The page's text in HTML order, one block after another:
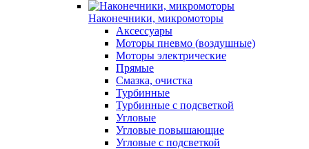
Наконечники, микромоторы
Аксессуары
Моторы пневмо (воздушные)
Моторы электрические
Прямые
Смазка, очистка
Турбинные
Турбинные с подсветкой
Угловые
Угловые повышающие
Угловые с подсветкой